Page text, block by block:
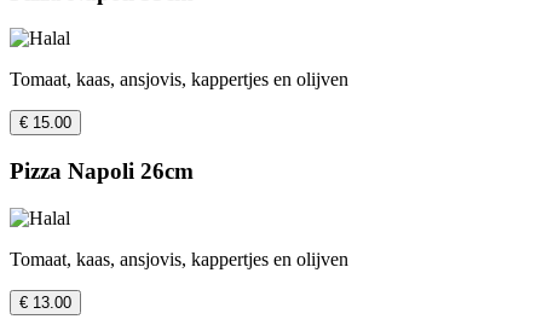
Tomaat, kaas, ansjovis, kappertjes en olijven
€ 15.00
Pizza Napoli 26cm
Tomaat, kaas, ansjovis, kappertjes en olijven
€ 13.00